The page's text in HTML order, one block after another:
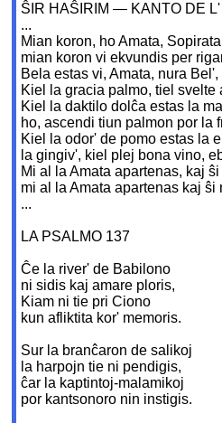
ŜIR HAŜIRIM — KANTO DE
...
Mian koron, ho Amata,
mian koron vi ekvundis per
Bela estas vi, Amata, nura
Kiel la gracia palmo, tiel svelte
Kiel la daktilo dolĉa estas la
ho, ascendi tiun palmon por la
Kiel la odor' de pomo estas la
la gingiv', kiel plej bona vino,
Mi al la Amata apartenas, kaj
mi al la Amata apartenas kaj ŝi
...
LA PSALMO 137
Ĉe la river' de Babilono
ni sidis kaj amare ploris,
Kiam ni tie pri Ciono
kun afliktita kor' memoris.
Sur la branĉaron de salikoj
la harpojn tie ni pendigis,
ĉar la kaptintoj-malamikoj
por kantsonoro nin instigis.